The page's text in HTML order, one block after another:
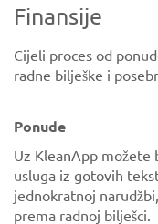
Finansije
Cijeli proces od
radne bilješke i
Ponude
Uz KleanApp možete
usluga iz gotovih
jednokratnoj
prema radnoj bilješci.